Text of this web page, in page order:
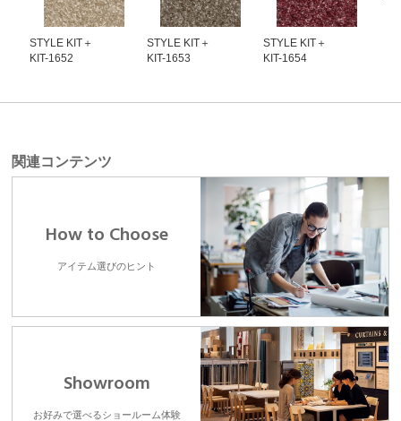
STYLE KIT＋
KIT-1652
STYLE KIT＋
KIT-1653
STYLE KIT＋
KIT-1654
関連コンテンツ
How to Choose
アイテム選びのヒント
Showroom
お好みで選べるショールーム体験